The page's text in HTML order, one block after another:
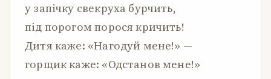
у запічку свекруха бурчить,
під порогом порося кричить!
Дитя каже: «Нагодуй мене!» —
горщик каже: «Одстанов мене!»